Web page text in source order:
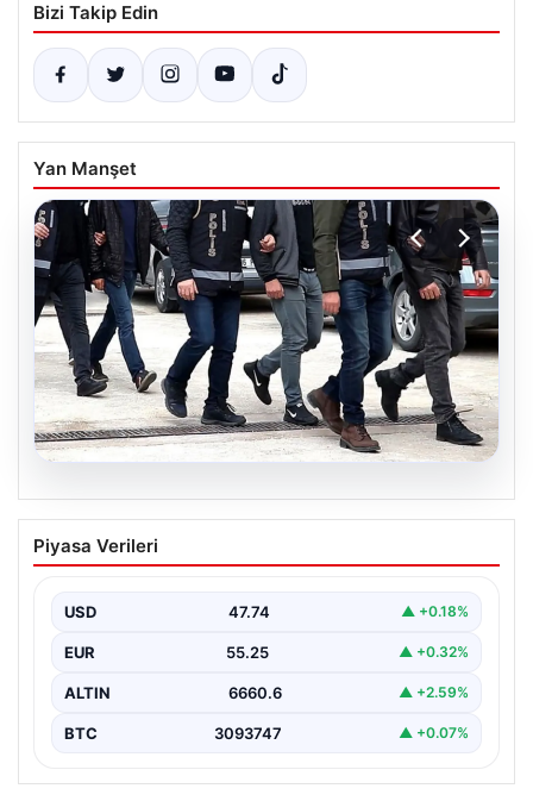
Bizi Takip Edin
Yan Manşet
Holding patronuna bahis suçlaması.
Tüm malvarlığına el konuldu
Piyasa Verileri
USD 47.74 ▲ +0.18%
EUR 55.25 ▲ +0.32%
ALTIN 6660.6 ▲ +2.59%
BTC 3093747 ▲ +0.07%